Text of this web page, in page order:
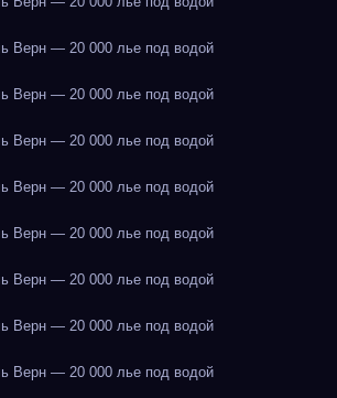
Верн — 20 000 лье под водой
Верн — 20 000 лье под водой
Верн — 20 000 лье под водой
Верн — 20 000 лье под водой
Верн — 20 000 лье под водой
Верн — 20 000 лье под водой
Верн — 20 000 лье под водой
Верн — 20 000 лье под водой